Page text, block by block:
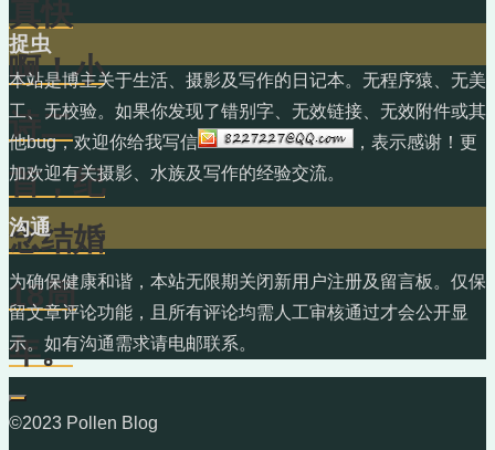
啊！小
诗二
首，纪
念结婚
18周
年。
捉虫
本站是博主关于生活、摄影及写作的日记本。无程序猿、无美
工、无校验。如果你发现了错别字、无效链接、无效附件或其
他bug，欢迎你给我写信
，表示感谢！更
加欢迎有关摄影、水族及写作的经验交流。
沟通
为确保健康和谐，本站无限期关闭新用户注册及留言板。仅保
留文章评论功能，且所有评论均需人工审核通过才会公开显
示。如有沟通需求请电邮联系。
©2023 Pollen Blog